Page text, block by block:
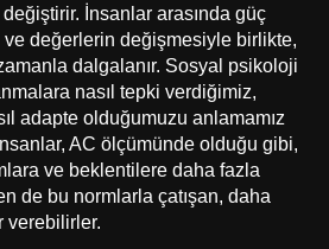
İnsanlar arasında güç
ve değerlerin değişmesiyle birlikte,
dalgalanır. Sosyal psikoloji
nasıl tepki verdiğimiz,
adapte olduğumuzu anlamamız
AC ölçümünde olduğu gibi,
ve beklentilere daha fazla
de bu normlarla çatışan, daha
verebilirler.